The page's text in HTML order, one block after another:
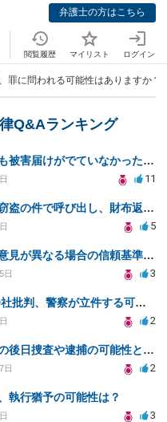
弁護士の方はこちら
閲覧履歴 マイリスト ログイン
に問われる可能性はありますか？」
Q&Aランキング
自首するも被害届けがでていなかった場合
11
警察から窃盗の件で呼び出し、財布返却で自首すべきか？
5
弁護士の意見が異なる場合の信頼基準について教えてください
日 3
LINEで会社批判、警察が立件する可能性は？
2
盗撮行為の後日捜査や逮捕の可能性と初動対応について
日 2
執行猶予の可能性は？
3